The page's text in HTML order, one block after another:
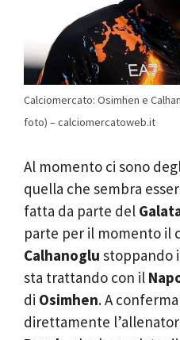
Calciomercato: Osimhen e
foto) – calciomercatoweb.it
Al momento ci sono
quella che sembra
fatta da parte del
parte per il momento il
Calhanoglu stoppando
sta trattando con il
di Osimhen. A
direttamente